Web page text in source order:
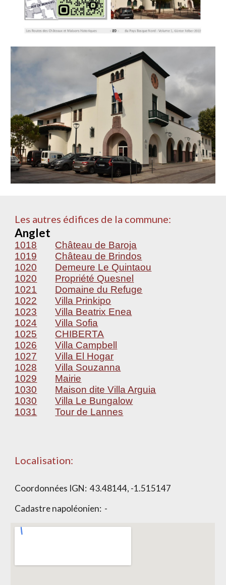
Les autres édifices de la commune:
Anglet
1018
Château de Baroja
1019
Château de Brindos
1020
Demeure Le Quintaou
1020
Propriété Quesnel
1021
Domaine du Refuge
1022
Villa Prinkipo
1023
Villa Beatrix Enea
1024
Villa Sofia
1025
CHIBERTA
1026
Villa Campbell
1027
Villa El Hogar
1028
Villa Souzanna
1029
Mairie
1030
Maison dite Villa Arguia
1030
Villa Le Bungalow
1031
Tour de Lannes
Localisation:
Coordonnées IGN:43.48144, -1.515147
Cadastre napoléonien: -